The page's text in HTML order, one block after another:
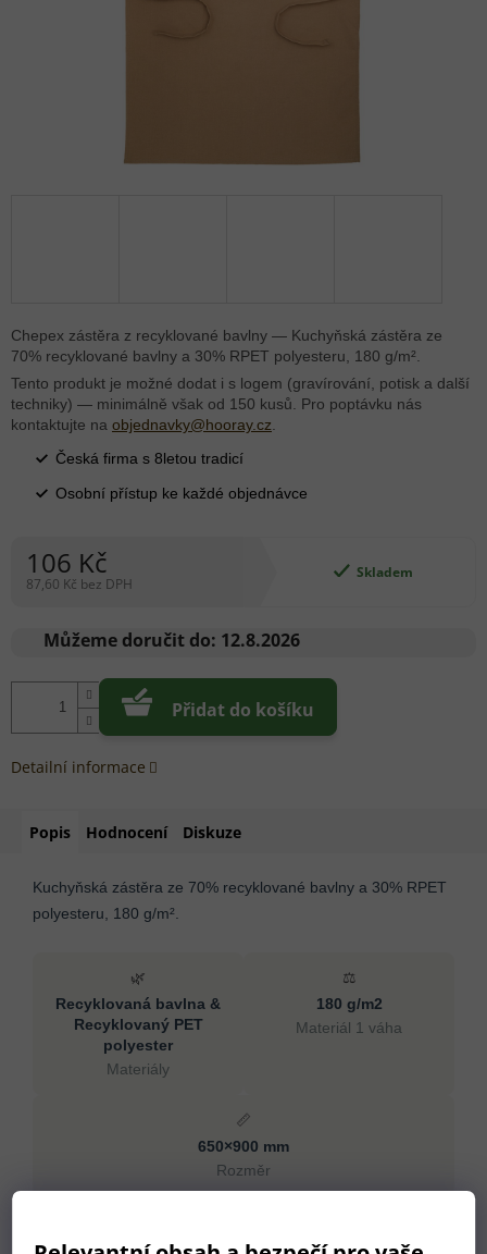
106 Kč
87,60 Kč bez DPH
cena:
Skladem
Můžeme doručit do: 12.8.2026
Přidat do košíku
Chepex zástěra z recyklované bavlny — Kuchyňská zástěra ze
70% recyklované bavlny a 30% RPET polyesteru, 180 g/m².
Tento produkt je možné dodat i s logem (gravírování, potisk a další
techniky) — minimálně však od 150 kusů. Pro poptávku nás
kontaktujte na objednavky@hooray.cz.
Česká firma s 8letou tradicí
Osobní přístup ke každé objednávce
Detailní informace
Popis Hodnocení Diskuze
Kuchyňská zástěra ze 70% recyklované bavlny a 30% RPET
polyesteru, 180 g/m².
🌿
Recyklovaná bavlna &
Recyklovaný PET
polyester
Materiály
⚖️
180 g/m2
Materiál 1 váha
📏
650×900 mm
Rozměr